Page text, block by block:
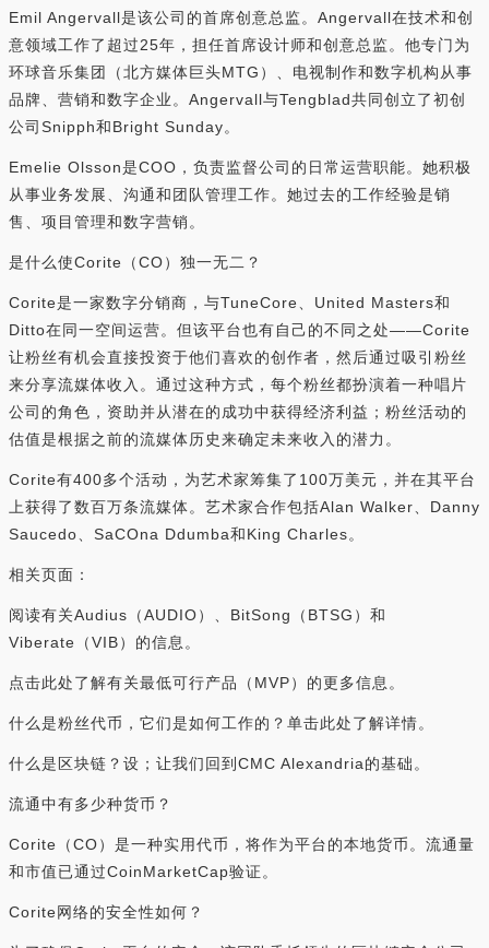
Emil Angervall是该公司的首席创意总监。Angervall在技术和创
意领域工作了超过25年，担任首席设计师和创意总监。他专门为
环球音乐集团（北方媒体巨头MTG）、电视制作和数字机构从事
品牌、营销和数字企业。Angervall与Tengblad共同创立了初创
公司Snipph和Bright Sunday。
Emelie Olsson是COO，负责监督公司的日常运营职能。她积极
从事业务发展、沟通和团队管理工作。她过去的工作经验是销
售、项目管理和数字营销。
是什么使Corite（CO）独一无二？
Corite是一家数字分销商，与TuneCore、United Masters和
Ditto在同一空间运营。但该平台也有自己的不同之处——Corite
让粉丝有机会直接投资于他们喜欢的创作者，然后通过吸引粉丝
来分享流媒体收入。通过这种方式，每个粉丝都扮演着一种唱片
公司的角色，资助并从潜在的成功中获得经济利益；粉丝活动的
估值是根据之前的流媒体历史来确定未来收入的潜力。
Corite有400多个活动，为艺术家筹集了100万美元，并在其平台
上获得了数百万条流媒体。艺术家合作包括Alan Walker、Danny
Saucedo、SaCOna Ddumba和King Charles。
相关页面：
阅读有关Audius（AUDIO）、BitSong（BTSG）和
Viberate（VIB）的信息。
点击此处了解有关最低可行产品（MVP）的更多信息。
什么是粉丝代币，它们是如何工作的？单击此处了解详情。
什么是区块链？设；让我们回到CMC Alexandria的基础。
流通中有多少种货币？
Corite（CO）是一种实用代币，将作为平台的本地货币。流通量
和市值已通过CoinMarketCap验证。
Corite网络的安全性如何？